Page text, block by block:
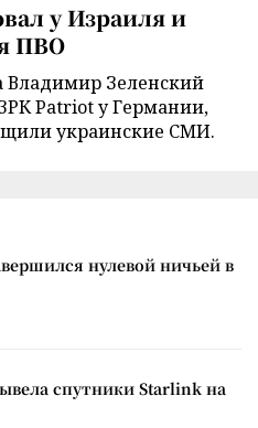
у Израиля и
ПВО
Владимир Зеленский
Patriot у Германии,
украинские СМИ.
нулевой ничьей в
спутники Starlink на